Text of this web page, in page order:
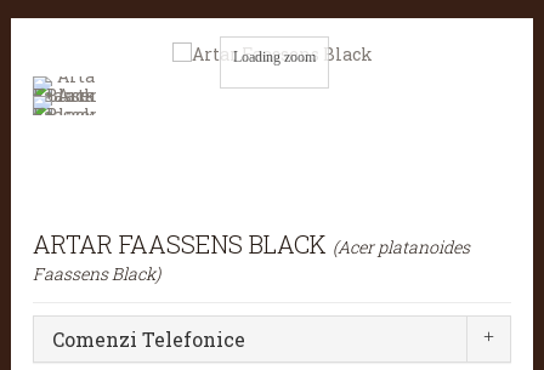
Loading zoom
ARTAR FAASSENS BLACK (Acer platanoides
Faassens Black)
Comenzi Telefonice